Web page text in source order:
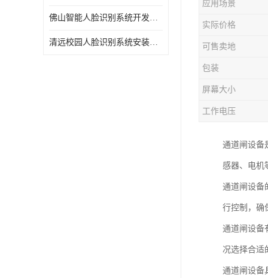
佛山智能人脸识别系统开发团队
清远校园人脸识别系统安装公司
应用场景
实际价格
可售卖地
包装
屏幕大小
工作电压
通道闸设备
感器、电机
通道闸设备
行控制，确
通道闸设备
况选择合适
通道闸设备